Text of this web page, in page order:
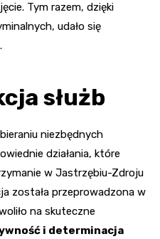
Tym razem, dzięki
udało się
służb
niezbędnych
działania, które
w Jastrzębiu-Zdroju
została przeprowadzona w
na skuteczne
i determinacja